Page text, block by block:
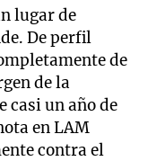
lugar de
De perfil
de
de la
casi un año de
en LAM
contra el